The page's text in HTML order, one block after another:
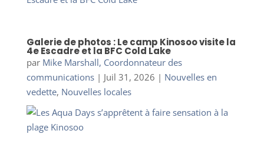
Galerie de photos : Le camp Kinosoo visite la
4e Escadre et la BFC Cold Lake
par Mike Marshall, Coordonnateur des
communications| Juil 31, 2026 | Nouvelles en
vedette, Nouvelles locales